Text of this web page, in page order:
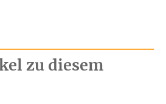
zu diesem